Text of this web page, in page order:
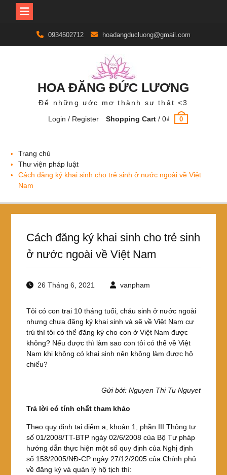
content
0934502712 hoadangducluong@gmail.com
HOA ĐĂNG ĐỨC LƯƠNG
Để những ước mơ thành sự thật <3
Login / Register
Shopping Cart /0₫ 0
Trang chủ
Thư viện pháp luật
Cách đăng ký khai sinh cho trẻ sinh ở nước ngoài về Việt
Nam
Cách đăng ký khai sinh cho trẻ sinh
ở nước ngoài về Việt Nam
26 Tháng 6, 2021 vanpham
Tôi có con trai 10 tháng tuổi, cháu sinh ở nước ngoài
nhưng chưa đăng ký khai sinh và sẽ về Việt Nam cư
trú thì tôi có thể đăng ký cho con ở Việt Nam được
không? Nếu được thì làm sao con tôi có thể về Việt
Nam khi không có khai sinh nên không làm được hộ
chiếu?
Gửi bởi: Nguyen Thi Tu Nguyet
Trả lời có tính chất tham khảo
Theo quy định tại điểm a, khoản 1, phần III Thông tư
số 01/2008/TT-BTP ngày 02/6/2008 của Bộ Tư pháp
hướng dẫn thực hiện một số quy định của Nghị định
số 158/2005/NĐ-CP ngày 27/12/2005 của Chính phủ
về đăng ký và quản lý hộ tịch thì: